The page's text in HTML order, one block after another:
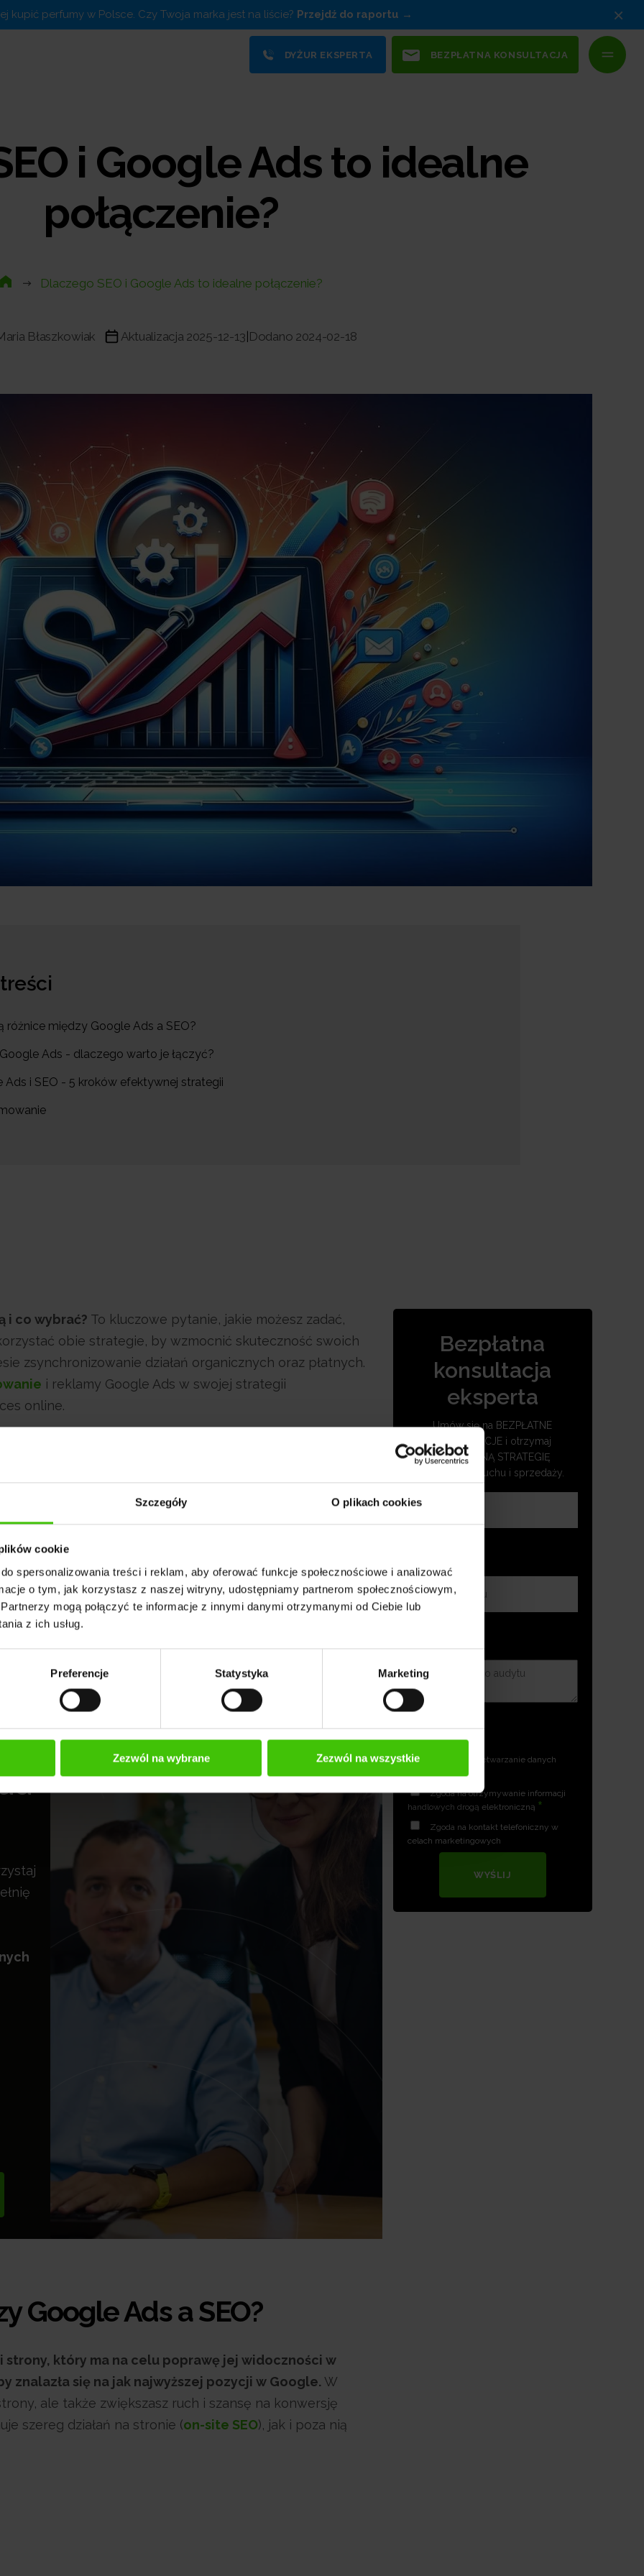
Szczegóły O plikach cookies
cookie
spersonalizowania treści i reklam, aby oferować funkcje społecznościowe i analizować
o tym, jak korzystasz z naszej witryny, udostępniamy partnerom społecznościowym,
mogą połączyć te informacje z innymi danymi otrzymanymi od Ciebie lub
z ich usług.
Preferencje Statystyka Marketing
Zezwól na wybrane Zezwól na wszystkie
kupić perfumy w Polsce. Czy Twoja marka jest na liście? Przejdź do raportu ×
DYŻUR EKSPERTA BEZPŁATNA KONSULTACJA
i Google Ads to idealne
połączenie?
Dlaczego SEO i Google Ads to idealne połączenie?
Błaszkowiak Aktualizacja 2025-12-13 Dodano 2024-02-18
treści
różnice między Google Ads a SEO?
Google Ads - dlaczego warto je łączyć?
Ads i SEO - 5 kroków efektywnej strategii
i co wybrać? To kluczowe pytanie, jakie możesz zadać,
obie strategie, by wzmocnić skuteczność swoich
zsynchronizowanie działań organicznych oraz płatnych.
i reklamy Google Ads w swojej strategii
online.
Google Ads a SEO?
który ma na celu poprawę jej widoczności w
znalazła się na jak najwyższej pozycji w Google. W
ale także zwiększasz ruch i szansę na konwersję
szereg działań na stronie (on-site SEO), jak i poza nią
Bezpłatna
konsultacja
eksperta
Umów się na BEZPŁATNE
KONSULTACJE i otrzymaj
SKUTECZNĄ STRATEGIĘ
zwiększenia ruchu i sprzedaży.
Zgoda na przetwarzanie danych
*
Zgoda na otrzymywanie informacji
handlowych drogą elektroniczną *
Zgoda na kontakt telefoniczny w
celach marketingowych
WYŚLIJ